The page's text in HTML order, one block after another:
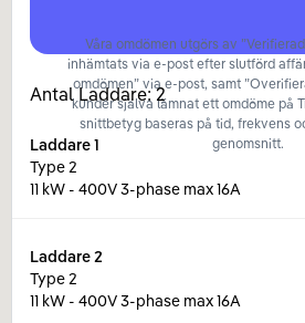
Våra omdömen utgörs av
inhämtats via e-post efter slutförd
omdömen” via e-post, samt
kunder själva lämnat ett omdöme på
snittbetyg baseras på tid, frekvens
genomsnitt.
Antal Laddare:2
Laddare1
Type 2
11 kW - 400V 3-phase max 16A
Laddare2
Type 2
11 kW - 400V 3-phase max 16A